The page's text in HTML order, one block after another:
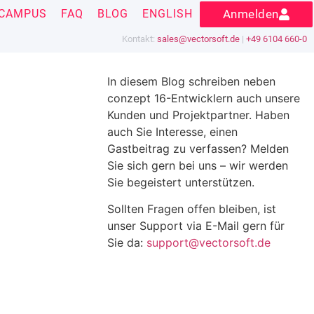
Kontakt: sales@vectorsoft.de | +49 6104 660-0
FAQ BLOG ENGLISH Anmelden
In diesem Blog schreiben neben
conzept 16-Entwicklern auch unsere
Kunden und Projektpartner. Haben
auch Sie Interesse, einen
Gastbeitrag zu verfassen? Melden
Sie sich gern bei uns – wir werden
Sie begeistert unterstützen.
Sollten Fragen offen bleiben, ist
unser Support via E-Mail gern für
Sie da: support@vectorsoft.de